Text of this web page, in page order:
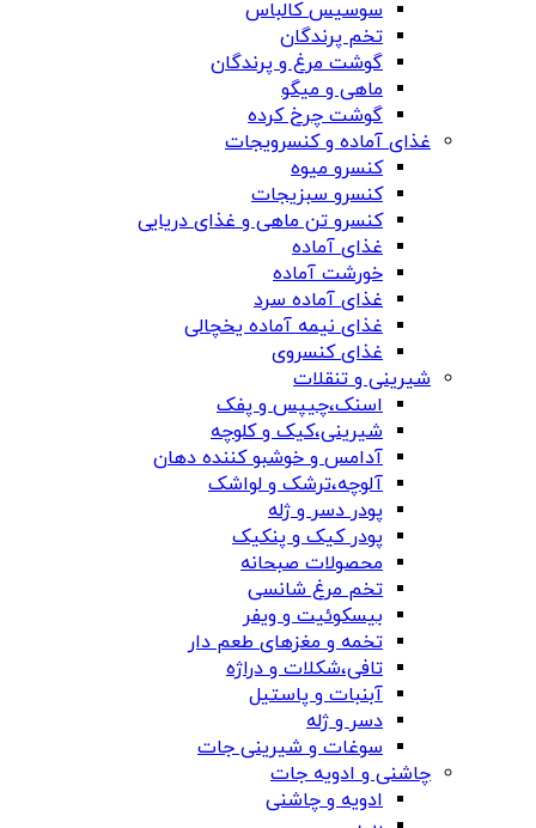
سوسیس کالباس
تخم پرندگان
گوشت مرغ و پرندگان
ماهی و میگو
گوشت چرخ کرده
غذای آماده و کنسرویجات
کنسرو میوه
کنسرو سبزیجات
کنسرو تن ماهی و غذای دریایی
غذای آماده
خورشت آماده
غذای آماده سرد
غذای نیمه آماده یخچالی
غذای کنسروی
شیرینی و تنقلات
اسنک،چیپس و پفک
شیرینی،کیک و کلوچه
آدامس و خوشبو کننده دهان
آلوچه،ترشک و لواشک
پودر دسر و ژله
پودر کیک و پنکیک
محصولات صبحانه
تخم مرغ شانسی
بیسکوئیت و ویفر
تخمه و مغزهای طعم دار
تافی،شکلات و دراژه
آبنبات و پاستیل
دسر و ژله
سوغات و شیرینی جات
چاشنی و ادویه جات
ادویه و چاشنی